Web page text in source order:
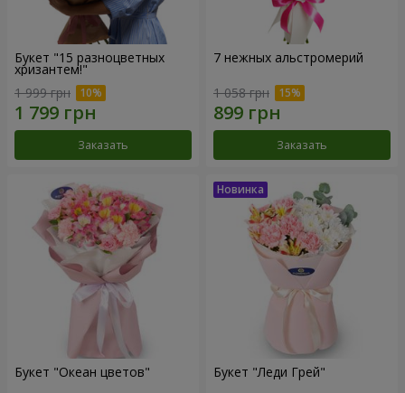
Букет "15 разноцветных
хризантем!"
1 999 грн
Заказать
7 нежных альстромерий
1 058 грн
Заказать
Букет "Океан цветов" Букет "Леди Грей"